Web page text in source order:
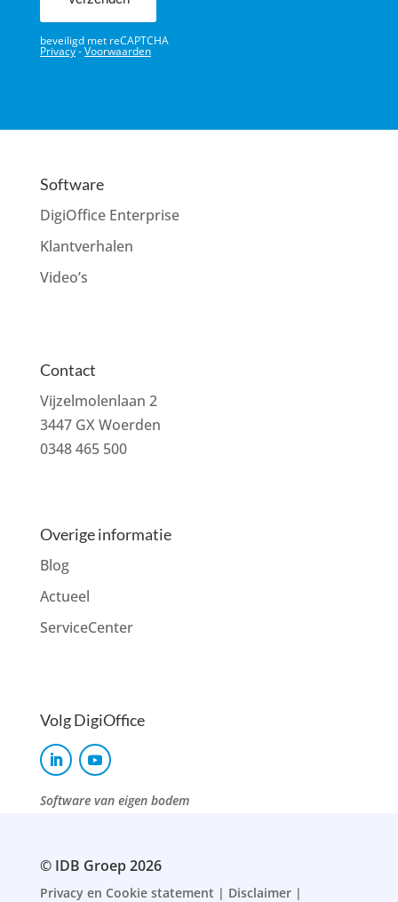
Software
DigiOffice Enterprise
Klantverhalen
Video’s
Contact
Vijzelmolenlaan 2
3447 GX Woerden
0348 465 500
Overige informatie
Blog
Actueel
ServiceCenter
Volg DigiOffice
Software van eigen bodem
© IDB Groep 2026
Privacy en Cookie statement | Disclaimer|